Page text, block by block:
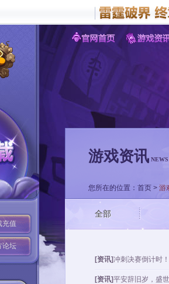
充值
论坛
游戏资讯 NEWS
您所在的位置： 首页 > 游
全部
[资讯]冲刺决赛倒计时
[资讯]平安辞旧岁，盛